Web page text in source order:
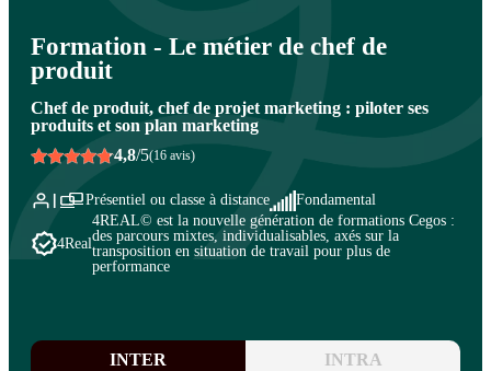
Formation - Le métier de chef de
produit
Chef de produit, chef de projet marketing : piloter ses
produits et son plan marketing
4,8/5(16 avis)
Présentiel ou classe à distance Fondamental
4Real
4REAL© est la nouvelle génération de formations Cegos :
des parcours mixtes, individualisables, axés sur la
transposition en situation de travail pour plus de
performance
INTER INTRA